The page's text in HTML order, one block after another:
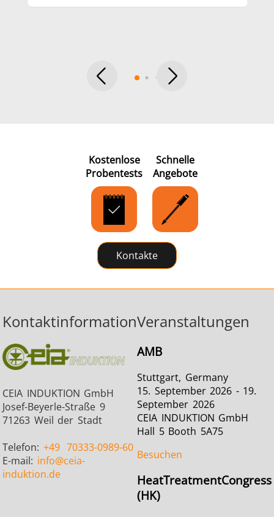
Kostenlose
Probentests
Schnelle
Angebote
Kontakte
Kontaktinformation
CEIA INDUKTION GmbH
Josef-Beyerle-Straße 9
71263 Weil der Stadt
Telefon: +49 70333-0989-60
E-mail: info@ceia-
induktion.de
Veranstaltungen
AMB
Stuttgart, Germany
15. September 2026 - 19.
September 2026
CEIA INDUKTION GmbH
Hall 5 Booth 5A75
Besuchen
HeatTreatmentCongress
(HK)